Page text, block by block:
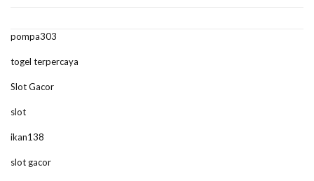
pompa303
togel terpercaya
Slot Gacor
slot
ikan138
slot gacor